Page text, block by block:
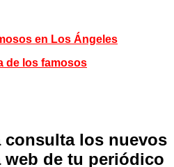
en Los Ángeles
de los famosos
consulta los nuevos
de tu periódico